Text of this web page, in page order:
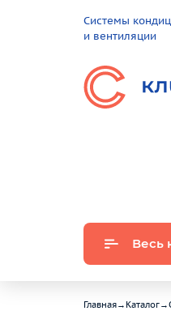
Системы
и вентиляции
Весь
Главная→ Каталог→